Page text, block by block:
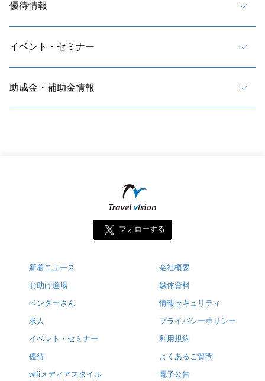
優待情報
イベント・セミナー
助成金・補助金情報
フォローする
新着ニュース
お助け道場
ベンダーさん
求人
イベント・セミナー
優待
wifiメディアスタイル
会社概要
媒体資料
情報セキュリティ
プライバシーポリシー
利用規約
よくあるご質問
電子公告